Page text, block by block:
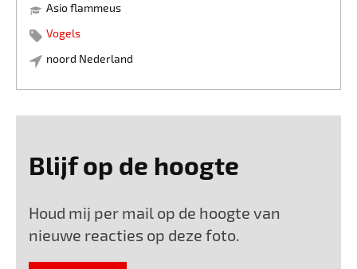
Asio flammeus
Vogels
noord Nederland
Blijf op de hoogte
Houd mij per mail op de hoogte van
nieuwe reacties op deze foto.